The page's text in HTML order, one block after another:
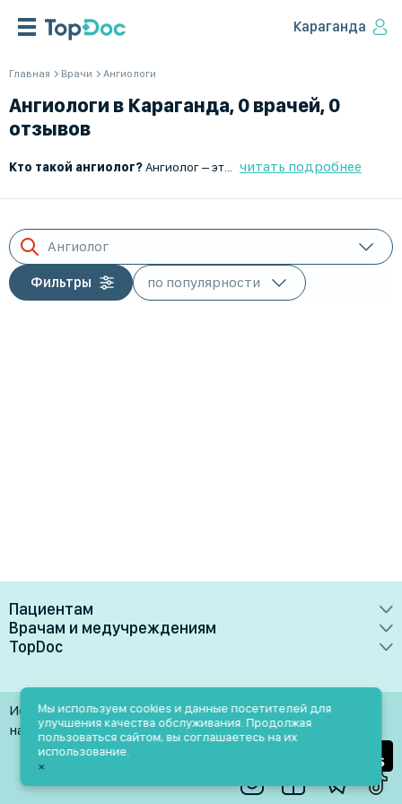
Караганда
Главная Врачи Ангиологи
Ангиологи в Караганда, 0 врачей, 0
отзывов
Кто такой ангиолог?Ангиолог – это врач, специализирующийся на диагностике, лечении и профилактике заболеваний кровеносных и лимфатических сосудов. Он помогает выявлять нарушения кровообращения и разрабатывать эффективные методы их коррекции. читать подробнее
Ангиолог
Фильтры
Пациентам
Врачи
Клиники
Лаборатории
Услуги
Блог
Акции и скидки
Врачам и медучреждениям
Преимущества
Медучреждениям
Врачам
TopDoc
Контакты
Помощь
Использование материалов разрешено только при
наличии активной ссылки на источник
Мы используем cookies и данные посетителей для
улучшения качества обслуживания. Продолжая
пользоваться сайтом, вы соглашаетесь на их
использование.
×